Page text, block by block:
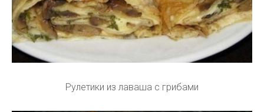
Рулетики из лаваша с грибами